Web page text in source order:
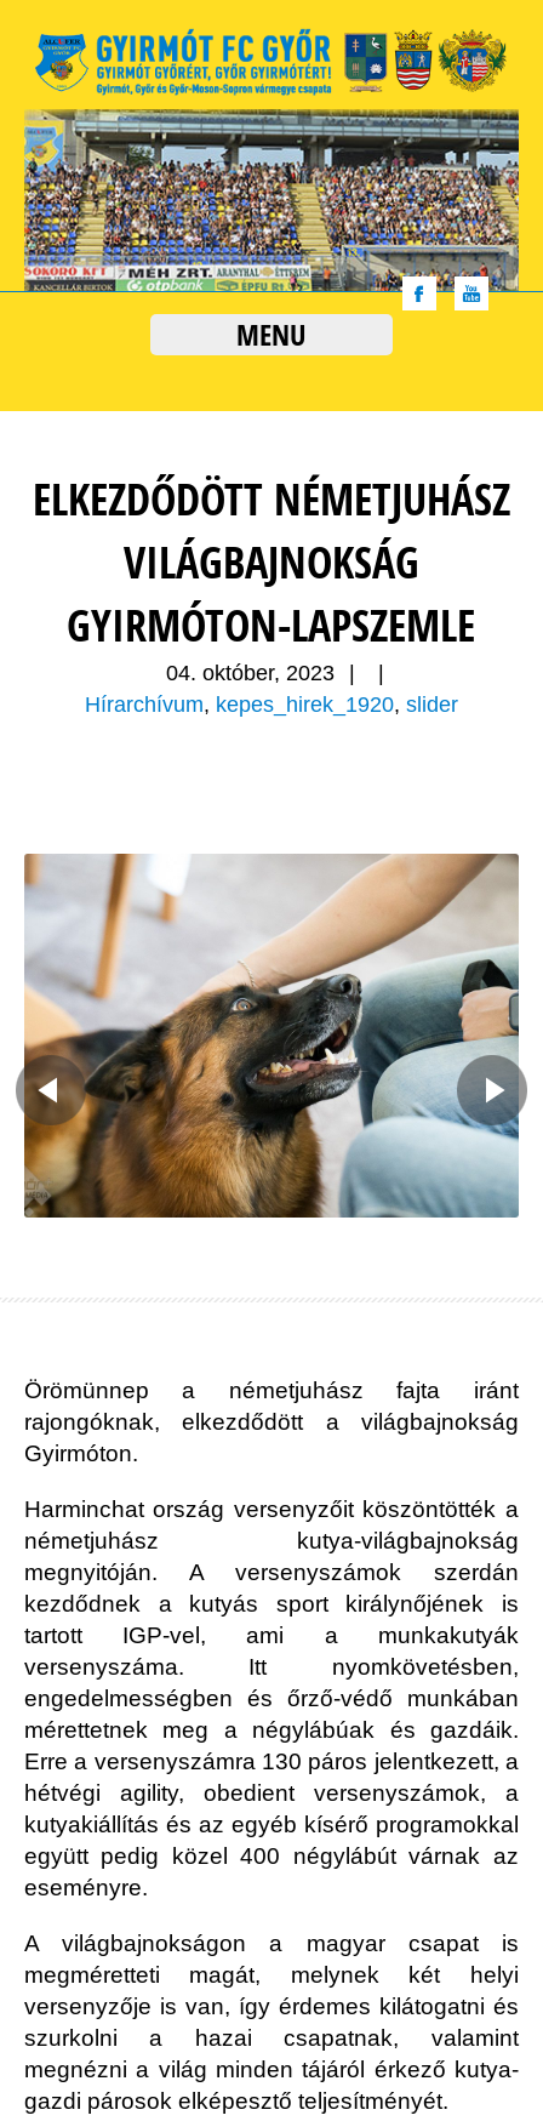
MENU
ELKEZDŐDÖTT NÉMETJUHÁSZ
VILÁGBAJNOKSÁG
GYIRMÓTON-LAPSZEMLE
04. október, 2023
Hírarchívum, kepes_hirek_1920, slider
Örömünnep a németjuhász fajta iránt
rajongóknak, elkezdődött a világbajnokság
Gyirmóton.
Harminchat ország versenyzőit köszöntötték a
németjuhász kutya-világbajnokság
megnyitóján. A versenyszámok szerdán
kezdődnek a kutyás sport királynőjének is
tartott IGP-vel, ami a munkakutyák
versenyszáma. Itt nyomkövetésben,
engedelmességben és őrző-védő munkában
mérettetnek meg a négylábúak és gazdáik.
Erre a versenyszámra 130 páros jelentkezett, a
hétvégi agility, obedient versenyszámok, a
kutyakiállítás és az egyéb kísérő programokkal
együtt pedig közel 400 négylábút várnak az
eseményre.
A világbajnokságon a magyar csapat is
megméretteti magát, melynek két helyi
versenyzője is van, így érdemes kilátogatni és
szurkolni a hazai csapatnak, valamint
megnézni a világ minden tájáról érkező kutya-
gazdi párosok elképesztő teljesítményét.